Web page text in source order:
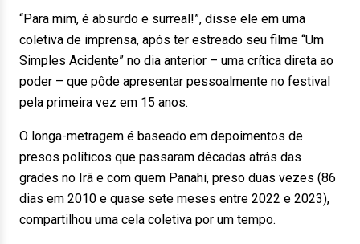
“Para mim, é absurdo e surreal!”, disse ele em uma
coletiva de imprensa, após ter estreado seu filme “Um
Simples Acidente” no dia anterior – uma crítica direta ao
poder – que pôde apresentar pessoalmente no festival
pela primeira vez em 15 anos.
O longa-metragem é baseado em depoimentos de
presos políticos que passaram décadas atrás das
grades no Irã e com quem Panahi, preso duas vezes (86
dias em 2010 e quase sete meses entre 2022 e 2023),
compartilhou uma cela coletiva por um tempo.